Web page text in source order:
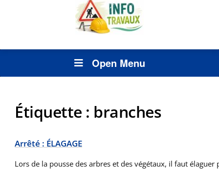
Open Menu
Étiquette : branches
Arrêté : ÉLAGAGE
Lors de la pousse des arbres et des végétaux, il faut